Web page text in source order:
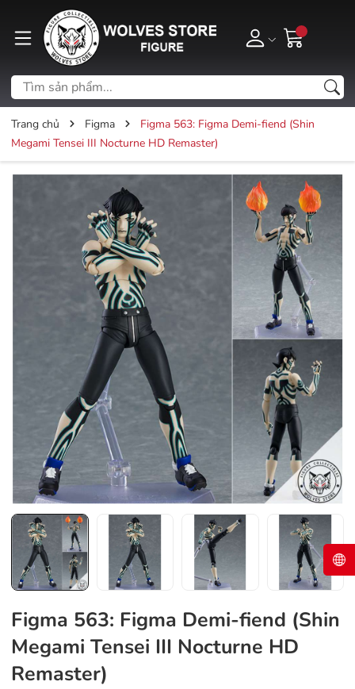
Trang chủ Figma
Figma 563: Figma Demi-fiend (Shin
Megami Tensei III Nocturne HD Remaster)
Figma 563: Figma Demi-fiend (Shin
Megami Tensei III Nocturne HD
Remaster)